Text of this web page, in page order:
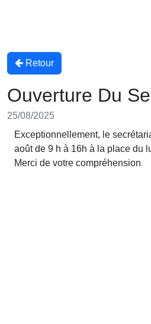
Retour
Ouverture Du
25/08/2025
Exceptionnellement, le
août de 9 h à 16h à la place du
Merci de votre compréhension